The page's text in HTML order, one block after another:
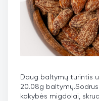
Daug baltymų turintis
20.08g baltymų.
kokybės migdolai,